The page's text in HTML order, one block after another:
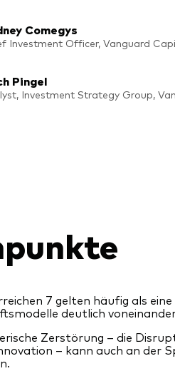
Comegys
Investment Officer, Vanguard
Pingel
Investment Strategy Group,
7 gelten häufig als
deutlich
Zerstörung – die
– kann auch an der